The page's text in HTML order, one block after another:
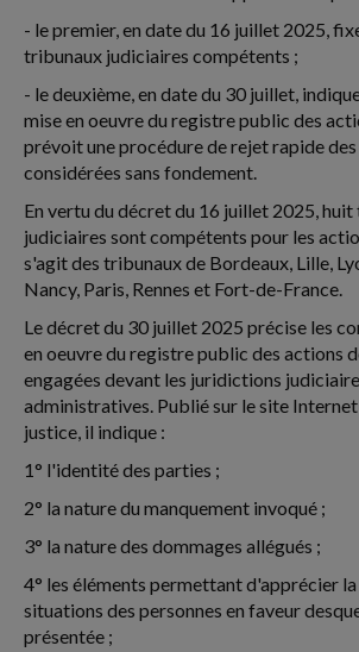
- le premier, en date du 16 juillet 2025,
tribunaux judiciaires compétents ;
- le deuxième, en date du 30 juillet,
mise en oeuvre du registre public des
prévoit une procédure de rejet rapide
considérées sans fondement.
En vertu du décret du 16 juillet 2025,
judiciaires sont compétents pour les
s'agit des tribunaux de Bordeaux, Lille,
Nancy, Paris, Rennes et Fort-de-France.
Le décret du 30 juillet 2025 précise les
en oeuvre du registre public des actions
engagées devant les juridictions
administratives. Publié sur le site
justice, il indique :
1° l'identité des parties ;
2° la nature du manquement invoqué ;
3° la nature des dommages allégués ;
4° les éléments permettant d'apprécier
situations des personnes en faveur
présentée ;